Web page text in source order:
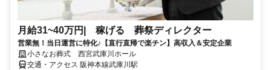
月給31~40万円| 稼げる 葬祭ディレクター
営業無！当日運営に特化♪【直行直帰で楽チン】高収入＆安定企業
小さなお葬式 西宮武庫川ホール
交通・アクセス 阪神本線武庫川駅